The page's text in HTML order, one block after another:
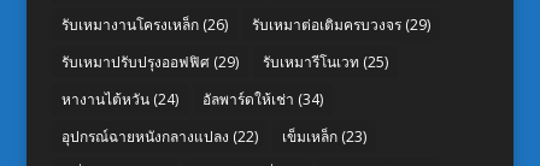
รับเหมางานโครงเหล็ก(26) รับเหมาต่อเติมครบวงจร(29)
รับเหมาปรับปรุงออฟฟิศ(29) รับเหมารีโนเวท (25)
หางานไต้หวัน(24) อัลพาร์ดให้เช่า (34)
อุปกรณ์ฉายหนังกลางแปลง (22) เข็มเหล็ก(23)